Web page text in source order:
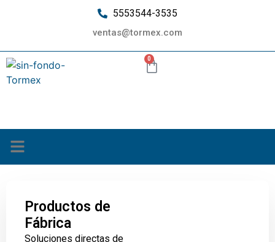
5553544-3535
ventas@tormex.com
0
Productos de
Fábrica
Soluciones directas de